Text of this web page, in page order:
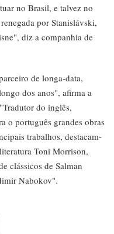
no Brasil, e talvez no
por Stanislávski,
diz a companhia de
de longa-data,
dos anos", afirma a
do inglês,
o português grandes obras
trabalhos, destacam-
Toni Morrison,
clássicos de Salman
Nabokov".